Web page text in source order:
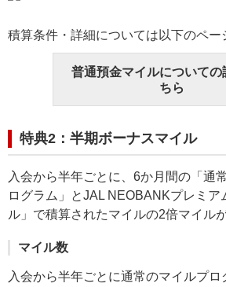
積算条件・詳細については以下のペー
普通預金マイルについての
ちら
特典2：半期ボーナスマイル
入会から半年ごとに、6か月間の「通
ログラム」とJAL NEOBANKプレミア
ル」で積算されたマイルの2倍マイル
マイル数
入会から半年ごとに通常のマイルプ